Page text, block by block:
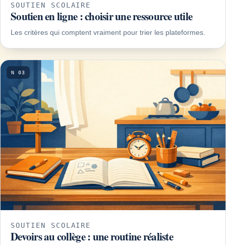
SOUTIEN SCOLAIRE
Soutien en ligne : choisir une ressource utile
Les critères qui comptent vraiment pour trier les plateformes.
N 03
SOUTIEN SCOLAIRE
Devoirs au collège : une routine réaliste